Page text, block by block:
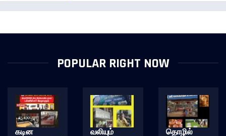
POPULAR RIGHT NOW
கடின
வலியும்
தொழில்